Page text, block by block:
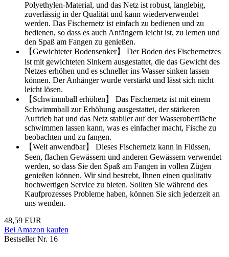
Polyethylen-Material, und das Netz ist robust, langlebig,
zuverlässig in der Qualität und kann wiederverwendet
werden. Das Fischernetz ist einfach zu bedienen und zu
bedienen, so dass es auch Anfängern leicht ist, zu lernen und
den Spaß am Fangen zu genießen.
【Gewichteter Bodensenker】 Der Boden des Fischernetzes
ist mit gewichteten Sinkern ausgestattet, die das Gewicht des
Netzes erhöhen und es schneller ins Wasser sinken lassen
können. Der Anhänger wurde verstärkt und lässt sich nicht
leicht lösen.
【Schwimmball erhöhen】 Das Fischernetz ist mit einem
Schwimmball zur Erhöhung ausgestattet, der stärkeren
Auftrieb hat und das Netz stabiler auf der Wasseroberfläche
schwimmen lassen kann, was es einfacher macht, Fische zu
beobachten und zu fangen.
【Weit anwendbar】 Dieses Fischernetz kann in Flüssen,
Seen, flachen Gewässern und anderen Gewässern verwendet
werden, so dass Sie den Spaß am Fangen in vollen Zügen
genießen können. Wir sind bestrebt, Ihnen einen qualitativ
hochwertigen Service zu bieten. Sollten Sie während des
Kaufprozesses Probleme haben, können Sie sich jederzeit an
uns wenden.
48,59 EUR
Bei Amazon kaufen
Bestseller Nr. 16